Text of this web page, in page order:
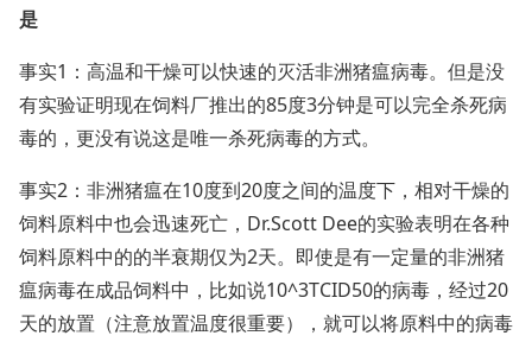
是
事实1：高温和干燥可以快速的灭活非洲猪瘟病毒。但是没
有实验证明现在饲料厂推出的85度3分钟是可以完全杀死病
毒的，更没有说这是唯一杀死病毒的方式。
事实2：非洲猪瘟在10度到20度之间的温度下，相对干燥的
饲料原料中也会迅速死亡，Dr.Scott Dee的实验表明在各种
饲料原料中的的半衰期仅为2天。即使是有一定量的非洲猪
瘟病毒在成品饲料中，比如说10^3TCID50的病毒，经过20
天的放置（注意放置温度很重要），就可以将原料中的病毒